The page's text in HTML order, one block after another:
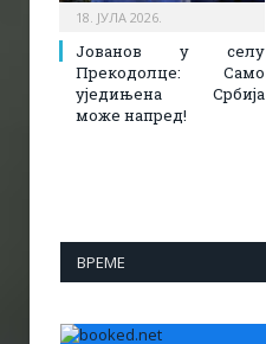
18. ЈУЛА 2026.
Јованов у селу
Прекодолце: Само
уједињена Србија
може напред!
ВРЕМЕ